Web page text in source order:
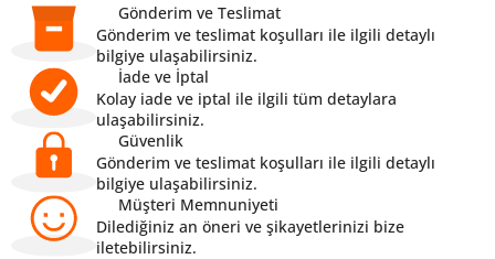
Gönderim ve Teslimat
Gönderim ve teslimat koşulları ile ilgili detaylı
bilgiye ulaşabilirsiniz.
İade ve İptal
Kolay iade ve iptal ile ilgili tüm detaylara
ulaşabilirsiniz.
Güvenlik
Gönderim ve teslimat koşulları ile ilgili detaylı
bilgiye ulaşabilirsiniz.
Müşteri Memnuniyeti
Dilediğiniz an öneri ve şikayetlerinizi bize
iletebilirsiniz.